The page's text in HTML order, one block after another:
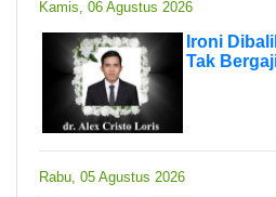
Kamis, 06 Agustus 2026
Ironi
Tak
Rabu, 05 Agustus 2026